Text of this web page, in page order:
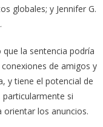
globales; y Jennifer G.
la sentencia podría
de amigos y
y tiene el potencial de
particularmente si
orientar los anuncios.